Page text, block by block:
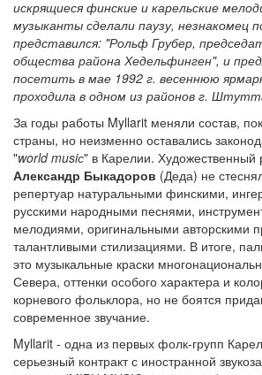
искрящиеся финские и карельские
музыканты сделали паузу, незнакомец
представился: "Рольф Грубер,
общества района Хедельфинген", и
посетить в мае 1992 г. весеннюю
проходила в одном из районов г.
За годы работы Myllarit меняли состав,
страны, но неизменно оставались
"world musiс" в Карелии. Художественный
Александр Быкадоров (Деда) не
репертуар натуральными финскими,
русскими народными песнями,
мелодиями, оригинальными авторскими
талантливыми стилизациями. В итоге,
это музыкальные краски
Севера, оттенки особого характера и
корневого фольклора, но не боятся
современное звучание.
Myllarit - одна из первых фолк-групп
серьезный контракт с иностранной